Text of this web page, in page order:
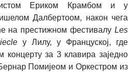
Ериком Крамбом и у
Далбертоом, након чега
на престижном фестивалу Les
у Лилу, у Француској, где
концерту за 3 клавира заједно
Помијеом и Оркестром из